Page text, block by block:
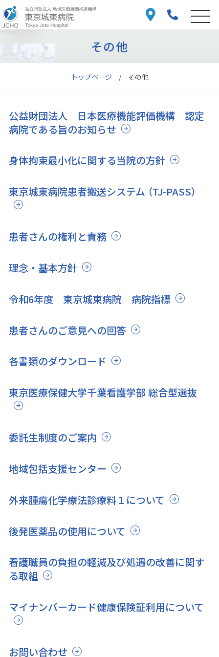
トップページ その他
その他
公益財団法人 日本医療機能評価機構 認定
病院である旨のお知らせ
身体拘束最小化に関する当院の方針
東京城東病院患者搬送システム （TJ-PASS）
患者さんの権利と責務
理念・基本方針
令和6年度 東京城東病院 病院指標
患者さんのご意見への回答
各書類のダウンロード
東京医療保健大学千葉看護学部 総合型選抜
委託生制度のご案内
地域包括支援センター
外来腫瘍化学療法診療料１について
後発医薬品の使用について
看護職員の負担の軽減及び処遇の改善に関す
る取組
マイナンバーカード健康保険証利用について
お問い合わせ